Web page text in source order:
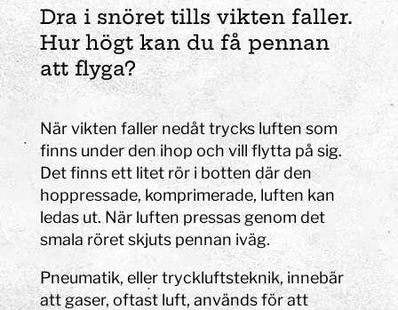
Dra i snöret tills vikten faller.
Hur högt kan du få pennan
att flyga?
När vikten faller nedåt trycks luften som
finns under den ihop och vill flytta på sig.
Det finns ett litet rör i botten där den
hoppressade, komprimerade, luften kan
ledas ut. När luften pressas genom det
smala röret skjuts pennan iväg.
Pneumatik, eller tryckluftsteknik, innebär
att gaser, oftast luft, används för att